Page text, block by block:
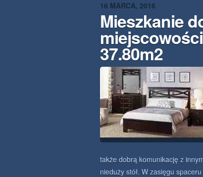
16 MARCA, 2016
Mieszkanie
37.80m2
także dobrą komunikację z
nieduży stół. W zasięgu